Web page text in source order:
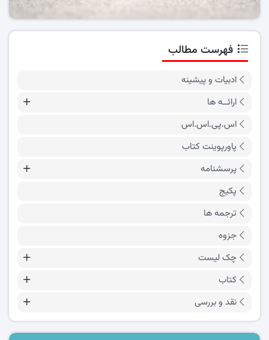
فهرست مطالب
ادبیات و پیشینه
ارائــه ها
اس.پی.اس.اس
پاورپوینت کتاب
پرسشنامه
پکیج
ترجمه ها
جزوه
چک لیست
کتاب
نقد و بررسی